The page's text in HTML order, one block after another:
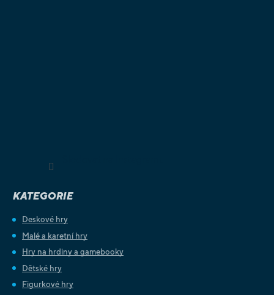
KATEGORIE
Deskové hry
Malé a karetní hry
Hry na hrdiny a gamebooky
Dětské hry
Figurkové hry